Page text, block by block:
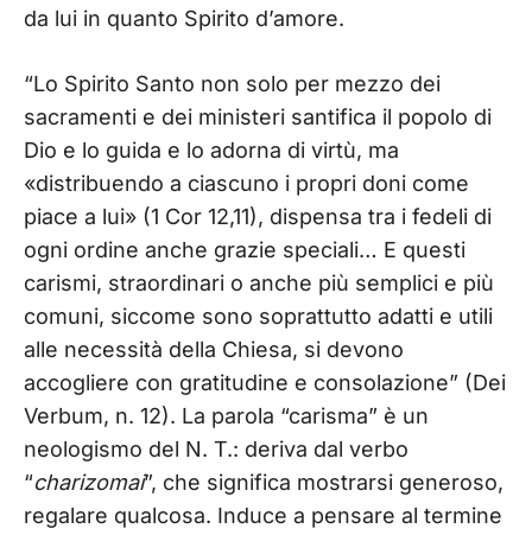
da lui in quanto Spirito d’amore.
“Lo Spirito Santo non solo per mezzo dei
sacramenti e dei ministeri santifica il popolo di
Dio e lo guida e lo adorna di virtù, ma
«distribuendo a ciascuno i propri doni come
piace a lui» (1 Cor 12,11), dispensa tra i fedeli di
ogni ordine anche grazie speciali… E questi
carismi, straordinari o anche più semplici e più
comuni, siccome sono soprattutto adatti e utili
alle necessità della Chiesa, si devono
accogliere con gratitudine e consolazione” (Dei
Verbum, n. 12). La parola “carisma” è un
neologismo del N. T.: deriva dal verbo
“charizomai”, che significa mostrarsi generoso,
regalare qualcosa. Induce a pensare al termine